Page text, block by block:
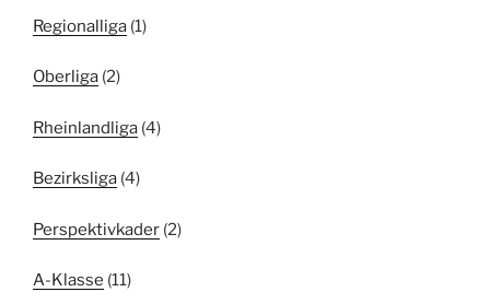
Regionalliga (1)
Oberliga (2)
Rheinlandliga (4)
Bezirksliga (4)
Perspektivkader (2)
A-Klasse (11)